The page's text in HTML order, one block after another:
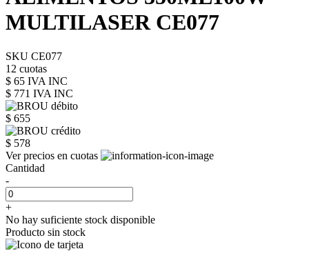
MULTILASER CE077
SKU CE077
12 cuotas
$ 65 IVA INC
$ 771 IVA INC
$ 655
$ 578
Ver precios en cuotas
Cantidad
-
+
No hay suficiente stock disponible
Producto sin stock